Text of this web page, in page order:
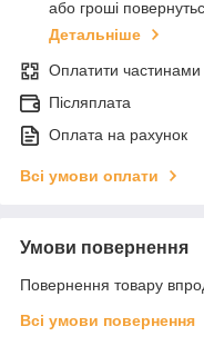
або гроші
Детальніше
Оплатити частинами
Післяплата
Оплата на рахунок
Всі умови оплати
Умови повернення
Повернення товару
Всі умови повернення